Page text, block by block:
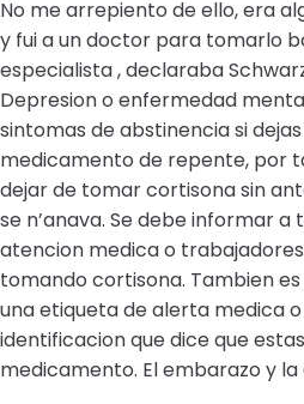
No me arrepiento de ello, era
y fui a un doctor para tomarlo
especialista , declaraba
Depresion o enfermedad
sintomas de abstinencia si
medicamento de repente, por
dejar de tomar cortisona sin
se n’anava. Se debe informar
atencion medica o
tomando cortisona. Tambien
una etiqueta de alerta medica
identificacion que dice que
medicamento. El embarazo y